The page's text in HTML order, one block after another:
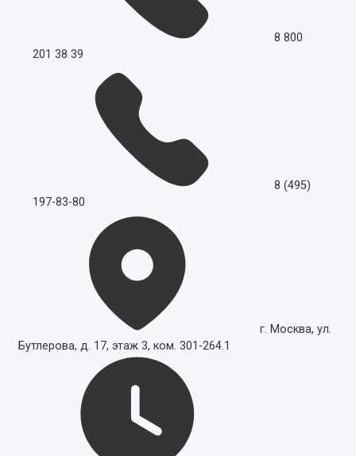
8 800
201 38 39
8 (495)
197-83-80
г. Москва, ул.
Бутлерова, д. 17, этаж 3, ком. 301-264.1